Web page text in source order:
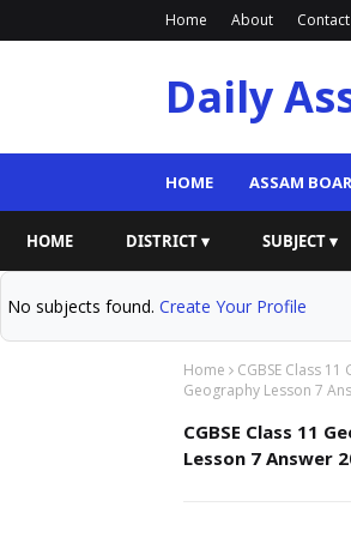
Home About Contact
Daily
HOME ASSAM
HOME DISTRICT ▾ SUBJECT ▾
No subjects found. Create Your Profile
Home CGBSE Class
Geography Lesson 7
CGBSE Class 11
Lesson 7 Answer